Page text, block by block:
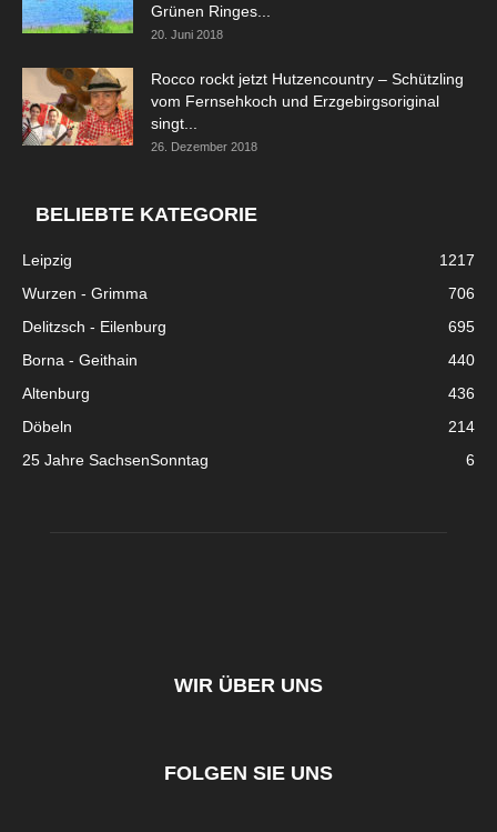
Grünen Ringes...
20. Juni 2018
Rocco rockt jetzt Hutzencountry – Schützling
vom Fernsehkoch und Erzgebirgsoriginal
singt...
26. Dezember 2018
BELIEBTE KATEGORIE
Leipzig
1217
Wurzen - Grimma
706
Delitzsch - Eilenburg
695
Borna - Geithain
440
Altenburg
436
Döbeln
214
25 Jahre SachsenSonntag
6
WIR ÜBER UNS
FOLGEN SIE UNS